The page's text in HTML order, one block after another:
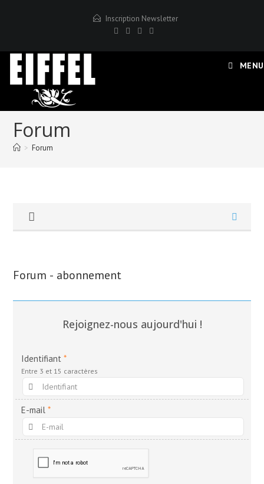
Inscription Newsletter
MENU
Forum
> Forum
Forum - abonnement
Rejoignez-nous aujourd'hui !
Identifiant*
Entre 3 et 15 caractères
E-mail*